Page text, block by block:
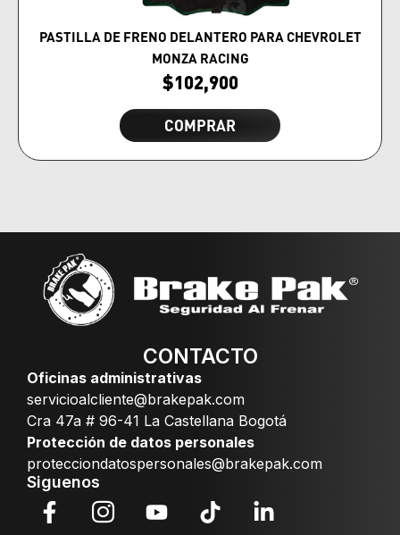
PASTILLA DE FRENO DELANTERO PARA CHEVROLET
MONZA RACING
$102,900
COMPRAR
CONTACTO
Oficinas administrativas
servicioalcliente@brakepak.com
Cra 47a # 96-41 La Castellana Bogotá
Protección de datos personales
protecciondatospersonales@brakepak.com
Siguenos